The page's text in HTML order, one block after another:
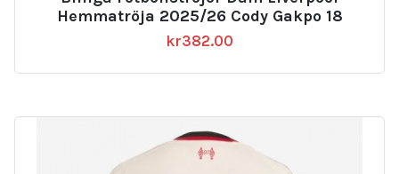
Hemmatröja 2025/26 Cody Gakpo 18
kr382.00